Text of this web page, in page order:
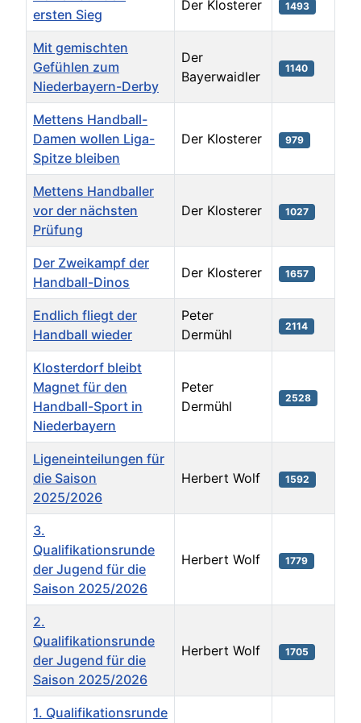
ersten Sieg
Der Klosterer 1493
Mit gemischten
Gefühlen zum
Niederbayern-Derby
Der
Bayerwaidler
1140
Mettens Handball-
Damen wollen Liga-
Spitze bleiben
Der Klosterer 979
Mettens Handballer
vor der nächsten
Prüfung
Der Klosterer 1027
Der Zweikampf der
Handball-Dinos
Der Klosterer 1657
Endlich fliegt der
Handball wieder
Peter
Dermühl
2114
Klosterdorf bleibt
Magnet für den
Handball-Sport in
Niederbayern
Peter
Dermühl
2528
Ligeneinteilungen für
die Saison
2025/2026
Herbert Wolf 1592
3.
Qualifikationsrunde
der Jugend für die
Saison 2025/2026
Herbert Wolf 1779
2.
Qualifikationsrunde
der Jugend für die
Saison 2025/2026
Herbert Wolf 1705
1. Qualifikationsrunde